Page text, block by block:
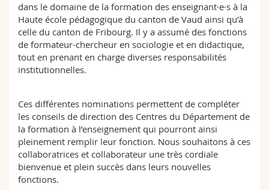
dans le domaine de la formation des enseignant·e·s à la
Haute école pédagogique du canton de Vaud ainsi qu’à
celle du canton de Fribourg. Il y a assumé des fonctions
de formateur-chercheur en sociologie et en didactique,
tout en prenant en charge diverses responsabilités
institutionnelles.
Ces différentes nominations permettent de compléter
les conseils de direction des Centres du Département de
la formation à l’enseignement qui pourront ainsi
pleinement remplir leur fonction. Nous souhaitons à ces
collaboratrices et collaborateur une très cordiale
bienvenue et plein succès dans leurs nouvelles
fonctions.